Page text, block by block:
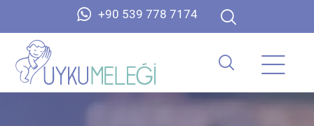
+90 539 778 7174